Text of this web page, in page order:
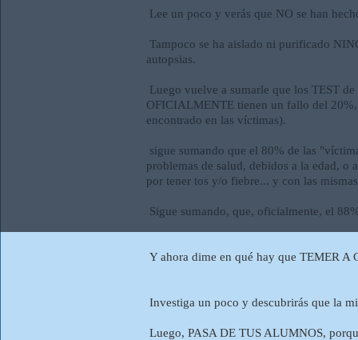
Lee un poco y verás que NO se han
Tampoco se ha aislado ni purificado
autopsias.
Luego vuelve a sumarle que los TEST
OFICIALMENTE tienen un fallo del
encontrado en las víctimas).
sigue sumando que el 80% de las
problemas de salud, debidos a la edad, o
por tener tos y/o fiebre... y con las
Sigue sumando, que, oficialmente, el
Y ahora dime en qué hay que TEMER A
Investiga un poco y descubrirás que la
Luego, PASA DE TUS ALUMNOS,